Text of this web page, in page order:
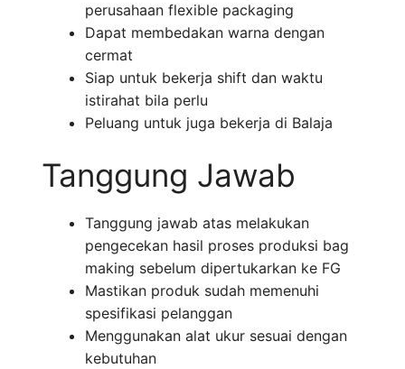
perusahaan flexible packaging
Dapat membedakan warna dengan
cermat
Siap untuk bekerja shift dan waktu
istirahat bila perlu
Peluang untuk juga bekerja di Balaja
Tanggung Jawab
Tanggung jawab atas melakukan
pengecekan hasil proses produksi bag
making sebelum dipertukarkan ke FG
Mastikan produk sudah memenuhi
spesifikasi pelanggan
Menggunakan alat ukur sesuai dengan
kebutuhan